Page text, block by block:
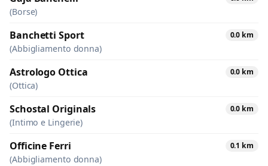
(Borse)
Banchetti Sport 0.0 km
(Abbigliamento donna)
Astrologo Ottica 0.0 km
(Ottica)
Schostal Originals 0.0 km
(Intimo e Lingerie)
Officine Ferri 0.1 km
(Abbigliamento donna)